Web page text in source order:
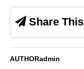
Share This
AUTHORadmin